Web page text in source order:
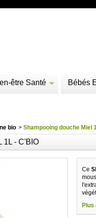
être Santé Bébés
bio > Shampooing douche Miel
1L - C'BIO
Ce
Plus